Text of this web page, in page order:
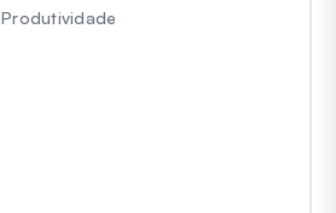
Produtividade